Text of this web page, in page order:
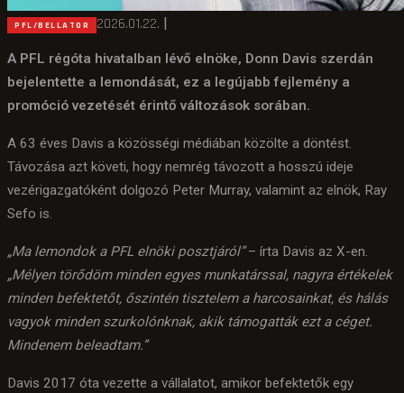
PFL/BELLATOR 2026.01.22. |
A PFL régóta hivatalban lévő elnöke, Donn Davis szerdán
bejelentette a lemondását, ez a legújabb fejlemény a
promóció vezetését érintő változások sorában.
A 63 éves Davis a közösségi médiában közölte a döntést.
Távozása azt követi, hogy nemrég távozott a hosszú ideje
vezérigazgatóként dolgozó Peter Murray, valamint az elnök, Ray
Sefo is.
„Ma lemondok a PFL elnöki posztjáról”– írta Davis az X-en.
„Mélyen törődöm minden egyes munkatárssal, nagyra értékelek
minden befektetőt, őszintén tisztelem a harcosainkat, és hálás
vagyok minden szurkolónknak, akik támogatták ezt a céget.
Mindenem beleadtam.”
Davis 2017 óta vezette a vállalatot, amikor befektetők egy